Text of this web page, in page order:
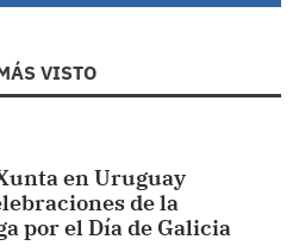
VISTO
en Uruguay
de la
por el Día de Galicia